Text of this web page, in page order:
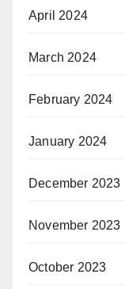
April 2024
March 2024
February 2024
January 2024
December 2023
November 2023
October 2023